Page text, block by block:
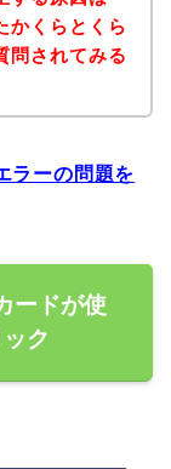
かくらとくら
問されてみる
ラーの問題を
ードが使
ク